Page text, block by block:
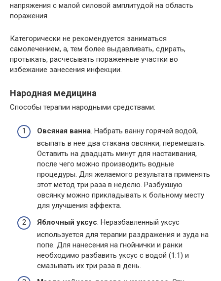
напряжения с малой силовой амплитудой на область
поражения.
Категорически не рекомендуется заниматься
самолечением, а, тем более выдавливать, сдирать,
протыкать, расчесывать пораженные участки во
избежание занесения инфекции.
Народная медицина
Способы терапии народными средствами:
Овсяная ванна. Набрать ванну горячей водой,
всыпать в нее два стакана овсянки, перемешать.
Оставить на двадцать минут для настаивания,
после чего можно производить водные
процедуры. Для желаемого результата применять
этот метод три раза в неделю. Разбухшую
овсянку можно прикладывать к больному месту
для улучшения эффекта.
Яблочный уксус. Неразбавленный уксус
используется для терапии раздражения и зуда на
попе. Для нанесения на гнойнички и ранки
необходимо разбавить уксус с водой (1:1) и
смазывать их три раза в день.